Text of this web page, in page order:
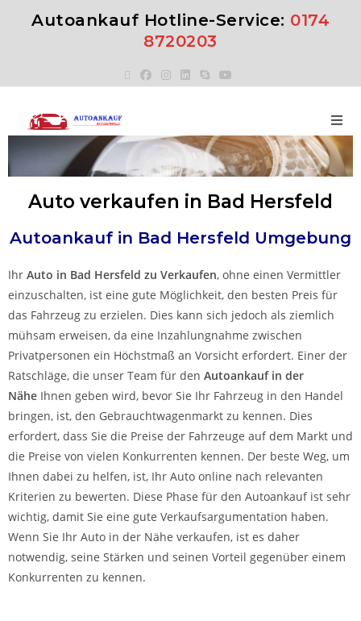
Autoankauf Hotline-Service: 0174
8720203
Auto verkaufen in Bad Hersfeld
Autoankauf in Bad Hersfeld Umgebung
Ihr Auto in Bad Hersfeld zu Verkaufen, ohne einen Vermittler
einzuschalten, ist eine gute Möglichkeit, den besten Preis für
das Fahrzeug zu erzielen. Dies kann sich jedoch als ziemlich
mühsam erweisen, da eine Inzahlungnahme zwischen
Privatpersonen ein Höchstmaß an Vorsicht erfordert. Einer der
Ratschläge, die unser Team für den Autoankauf in der
Nähe Ihnen geben wird, bevor Sie Ihr Fahrzeug in den Handel
bringen, ist, den Gebrauchtwagenmarkt zu kennen. Dies
erfordert, dass Sie die Preise der Fahrzeuge auf dem Markt und
die Preise von vielen Konkurrenten kennen. Der beste Weg, um
Ihnen dabei zu helfen, ist, Ihr Auto online nach relevanten
Kriterien zu bewerten. Diese Phase für den Autoankauf ist sehr
wichtig, damit Sie eine gute Verkaufsargumentation haben.
Wenn Sie Ihr Auto in der Nähe verkaufen, ist es daher
notwendig, seine Stärken und seinen Vorteil gegenüber einem
Konkurrenten zu kennen.